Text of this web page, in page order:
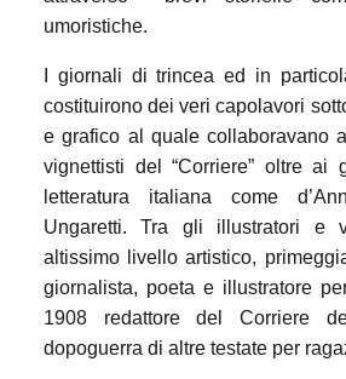
umoristiche.
I giornali di trincea ed in
costituirono dei veri capolavori
e grafico al quale collaboravano
vignettisti del “Corriere” oltre ai
letteratura italiana come
Ungaretti. Tra gli illustratori e
altissimo livello artistico,
giornalista, poeta e illustratore
1908 redattore del Corriere
dopoguerra di altre testate per